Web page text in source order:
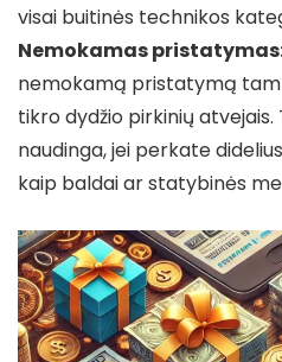
visai buitinės technikos
Nemokamas
nemokamą pristatymą
tikro dydžio pirkinių
naudinga, jei perkate
kaip baldai ar statybinės